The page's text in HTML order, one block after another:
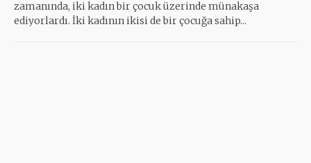
zamanında, iki kadın bir çocuk üzerinde münakaşa
ediyorlardı. İki kadının ikisi de bir çocuğa sahip...